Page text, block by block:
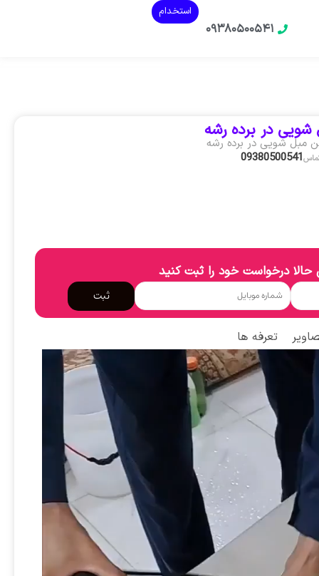
۰۹۳۸۰۵۰۰۵۴۱
استخدام
شویی در برده رشه
مبل شویی در برده رشه
09380500541
درخواست خود را ثبت کنید
ثبت
تعرفه ها